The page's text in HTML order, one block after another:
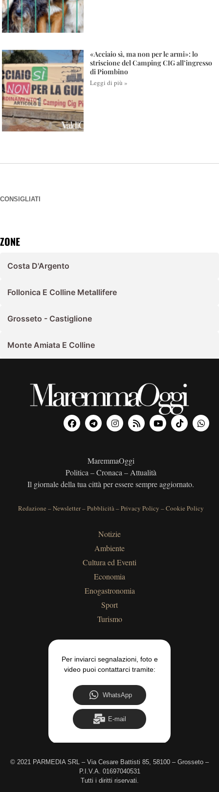
«Acciaio sì, ma non per le armi»: lo
striscione del Camping CIG all’ingresso
di Piombino
Leggi di più »
CONSIGLIATI
ZONE
Costa D'Argento
Follonica E Colline Metallifere
Grosseto - Castiglione
Monte Amiata E Colline
MaremmaOggi
Politica – Cronaca – Attualità
Il giornale della tua città per essere sempre aggiornato.
Redazione –Newsletter–Pubblicità–Privacy Policy –Cookie Policy
Notizie
Ambiente
Cultura ed Eventi
Economia
Enogastronomia
Sport
Turismo
Per inviarci segnalazioni, foto e
video puoi contattarci tramite:
WhatsApp
E-mail
© 2021 PARMEDIA SRL – Via Cesare Battisti 85, 58100 – Grosseto –
P.I.V.A. 01697040531
Tutti i diritti riservati.